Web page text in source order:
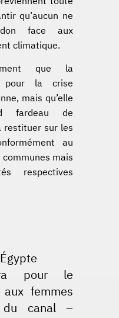
qu’aucun ne
face aux
climatique.
que la
pour la crise
mais qu’elle
fardeau de
restituer sur les
au
mais
respectives
pour le
femmes
canal –